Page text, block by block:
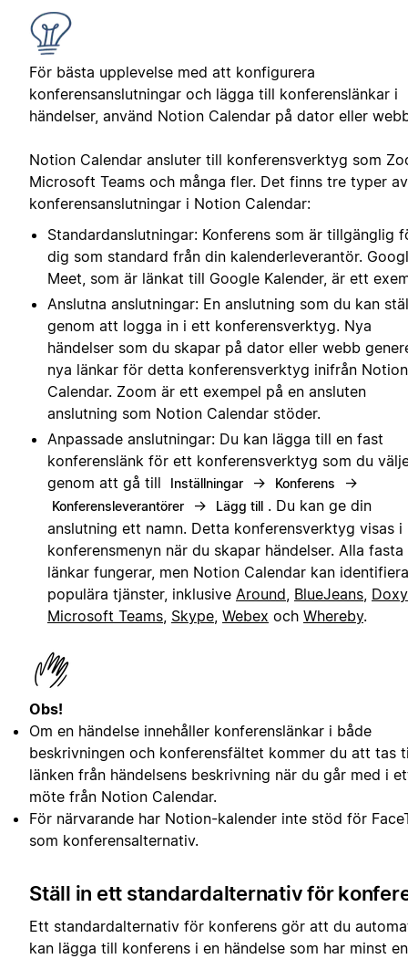
För bästa upplevelse med att konfigurera
konferensanslutningar och lägga till konferenslänkar i
händelser, använd Notion Calendar på dator eller
Notion Calendar ansluter till konferensverktyg som
Microsoft Teams och många fler. Det finns tre typer av
konferensanslutningar i Notion Calendar:
Standardanslutningar: Konferens som är tillgänglig
dig som standard från din kalenderleverantör.
Meet, som är länkat till Google Kalender, är ett
Anslutna anslutningar: En anslutning som du kan
genom att logga in i ett konferensverktyg. Nya
händelser som du skapar på dator eller webb
nya länkar för detta konferensverktyg inifrån Notion
Calendar. Zoom är ett exempel på en ansluten
anslutning som Notion Calendar stöder.
Anpassade anslutningar: Du kan lägga till en fast
konferenslänk för ett konferensverktyg som du
genom att gå till
Inställningar → Konferens →
Konferensleverantörer → Lägg till . Du kan ge din
anslutning ett namn. Detta konferensverktyg visas i
konferensmenyn när du skapar händelser. Alla fasta
länkar fungerar, men Notion Calendar kan identifiera
populära tjänster, inklusive Around BlueJeans
Microsoft Teams Skype Webex och Whereby.
Obs!
Om en händelse innehåller konferenslänkar i både
beskrivningen och konferensfältet kommer du att tas
länken från händelsens beskrivning när du går med i
möte från Notion Calendar.
För närvarande har Notion-kalender inte stöd för
som konferensalternativ.
Ställ in ett standardalternativ för
Ett standardalternativ för konferens gör att du
kan lägga till konferens i en händelse som har minst en